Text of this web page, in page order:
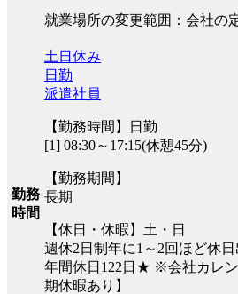
就業場所の変更範囲：会社の
勤務
時間
土日休み
日勤
派遣社員
【勤務時間】日勤
[1] 08:30～17:15(休憩45分)
【勤務期間】
長期
【休日・休暇】土・日
週休2日制年に1～2回ほど休
年間休日122日★ ※会社カレ
期休暇あり】